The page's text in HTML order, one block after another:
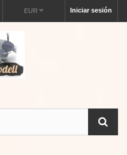
Iniciar sesión
EUR